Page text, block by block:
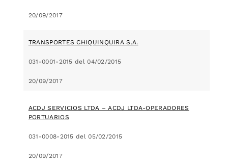
20/09/2017
TRANSPORTES CHIQUINQUIRA S.A.
031-0001-2015 del 04/02/2015
20/09/2017
ACDJ SERVICIOS LTDA – ACDJ LTDA-OPERADORES
PORTUARIOS
031-0008-2015 del 05/02/2015
20/09/2017